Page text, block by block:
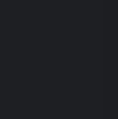
uma visita e
um preço atrativo, esta
do bairro Parque